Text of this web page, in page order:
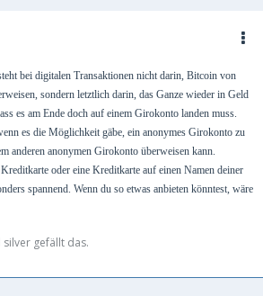
bei digitalen Transaktionen nicht darin, Bitcoin von
sondern letztlich darin, das Ganze wieder in Geld
es am Ende doch auf einem Girokonto landen muss.
es die Möglichkeit gäbe, ein anonymes Girokonto zu
anderen anonymen Girokonto überweisen kann.
oder eine Kreditkarte auf einen Namen deiner
spannend. Wenn du so etwas anbieten könntest, wäre
gefällt das.